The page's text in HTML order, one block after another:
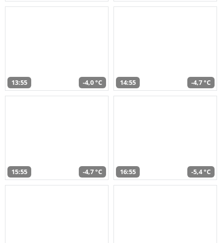
13:55 -4,0 °C 14:55 -4,7 °C
15:55 -4,7 °C 16:55 -5,4 °C